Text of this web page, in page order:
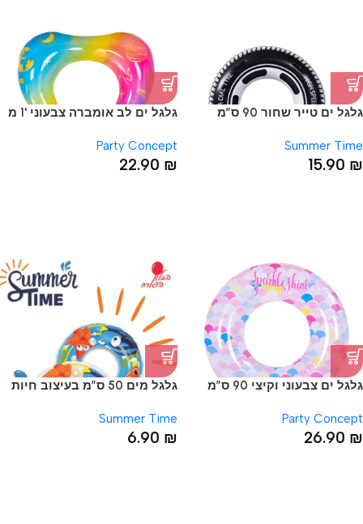
גלגל ים טייר שחור 90 ס”מ
Summer Time
15.90 ₪
גלגל ים לב אומברה צבעוני '1 מ
Party Concept
22.90 ₪
גלגל ים צבעוני וקיצי 90 ס”מ
Party Concept
26.90 ₪
גלגל מים 50 ס”מ בעיצוב חיות
Summer Time
6.90 ₪